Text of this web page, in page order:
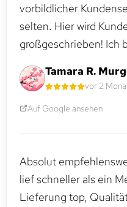
vorbildlicher
selten. Hier wird
großgeschrieben! Ich
Tamara R.
vor 2
Auf Google ansehen
Absolut
lief schneller als ein
Lieferung top,